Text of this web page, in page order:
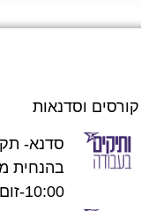
קורסים וסדנאות
סדנא-
10:00-זום